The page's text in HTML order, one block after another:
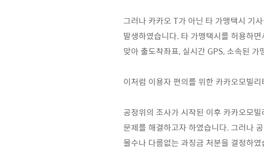
그러나 카카오 T가 아닌 타 가맹택시 기
발생하였습니다. 타 가맹택시를 허용하
맞아 출도착좌표, 실시간 GPS, 소속된
이처럼 이용자 편의를 위한 카카오모빌
공정위의 조사가 시작된 이후 카카오모
문제를 해결하고자 하였습니다. 그러나
몰수나 다름없는 과징금 처분을 결정하였